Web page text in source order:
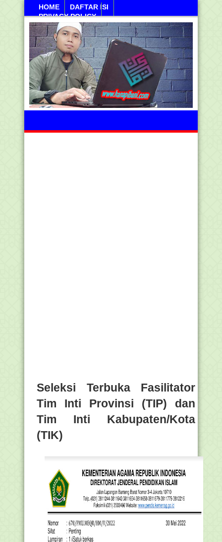
HOME
DAFTAR ISI
PRIVACY POLICY
Sabtu, 08 Agustus 2026
Seleksi Terbuka Fasilitator
Tim Inti Provinsi (TIP) dan
Tim Inti Kabupaten/Kota
(TIK)